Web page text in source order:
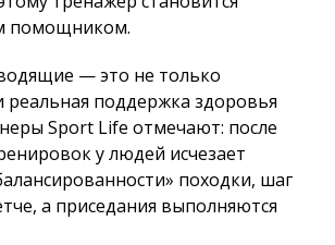
помощником.
— это не только
реальная поддержка здоровья
Sport Life отмечают: после
у людей исчезает
походки, шаг
а приседания выполняются